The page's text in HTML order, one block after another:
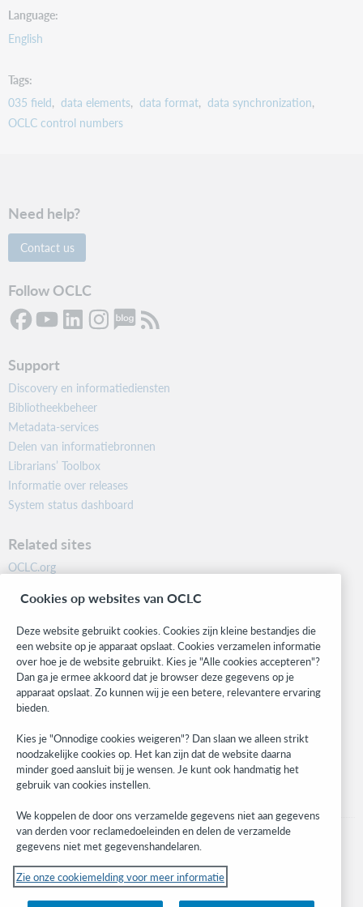
Language
English
Tags
035 field
data elements data format data synchronization
OCLC control numbers
Need help?
Contact us
Follow OCLC
Support
Discovery en informatiediensten
Bibliotheekbeheer
Metadata-services
Delen van informatiebronnen
Librarians’ Toolbox
Informatie over releases
System status dashboard
Related sites
OCLC.org
Community
Research
WebJunction
Developer Network
Stay in the know.
Get the latest product updates, research, events, and much more—
right to your inbox.
Subscribe now
© 2023 OCLC
Cookies op websites van OCLC
Deze website gebruikt cookies. Cookies zijn kleine bestandjes die
een website op je apparaat opslaat. Cookies verzamelen informatie
over hoe je de website gebruikt. Kies je "Alle cookies accepteren"?
Dan ga je ermee akkoord dat je browser deze gegevens op je
apparaat opslaat. Zo kunnen wij je een betere, relevantere ervaring
bieden.
Kies je "Onnodige cookies weigeren"? Dan slaan we alleen strikt
noodzakelijke cookies op. Het kan zijn dat de website daarna
minder goed aansluit bij je wensen. Je kunt ook handmatig het
gebruik van cookies instellen.
We koppelen de door ons verzamelde gegevens niet aan gegevens
van derden voor reclamedoeleinden en delen de verzamelde
gegevens niet met gegevenshandelaren.
Zie onze cookiemelding voor meer informatie